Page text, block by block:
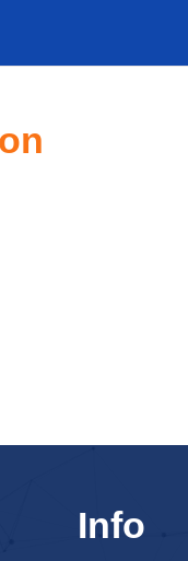
Info